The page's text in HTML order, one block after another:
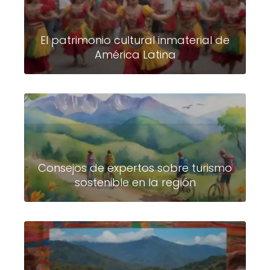
El patrimonio cultural inmaterial de
América Latina
Consejos de expertos sobre turismo
sostenible en la región